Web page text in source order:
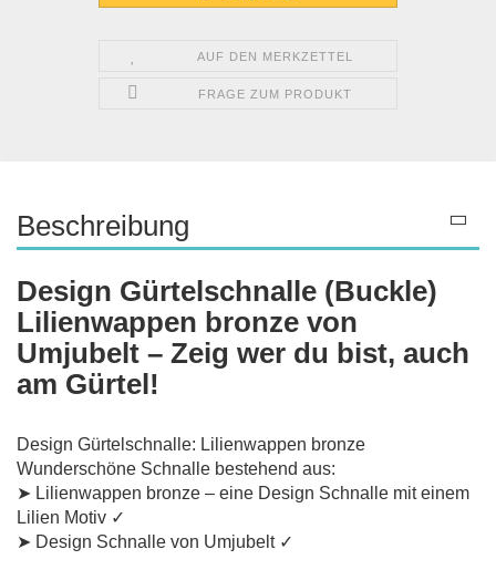
AUF DEN MERKZETTEL
FRAGE ZUM PRODUKT
Beschreibung
Design Gürtelschnalle (Buckle)
Lilienwappen bronze von
Umjubelt – Zeig wer du bist, auch
am Gürtel!
Design Gürtelschnalle: Lilienwappen bronze
Wunderschöne Schnalle bestehend aus:
➤ Lilienwappen bronze – eine Design Schnalle mit einem
Lilien Motiv ✓
➤ Design Schnalle von Umjubelt ✓